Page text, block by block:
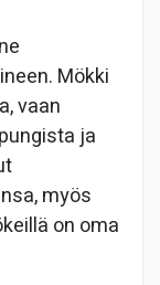
Mökki
vaan
ja
myös
on oma